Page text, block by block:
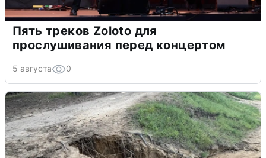
Пять треков Zoloto для
прослушивания перед концертом
5 августа 0